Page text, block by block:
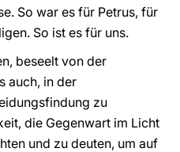
So war es für Petrus, für
So ist es für uns.
beseelt von der
auch, in der
zu
die Gegenwart im Licht
und zu deuten, um auf